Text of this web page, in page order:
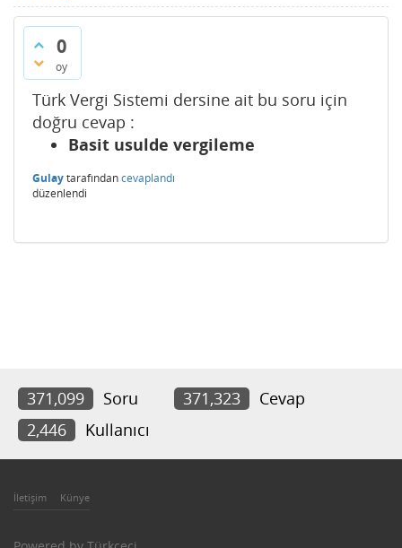
0
oy
Türk Vergi Sistemi dersine ait bu soru için
doğru cevap :
Basit usulde vergileme
Gulaytarafındancevaplandı
düzenlendi
371,099 Soru 371,323
Cevap
2,446
Kullanıcı
İletişim Künye